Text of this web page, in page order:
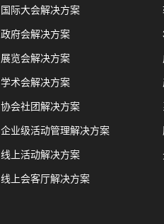
国际大会解决方案
政府会解决方案
展览会解决方案
学术会解决方案
协会社团解决方案
企业级活动管理解决方案
线上活动解决方案
线上会客厅解决方案